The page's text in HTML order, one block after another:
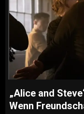
„Alice and
Wenn